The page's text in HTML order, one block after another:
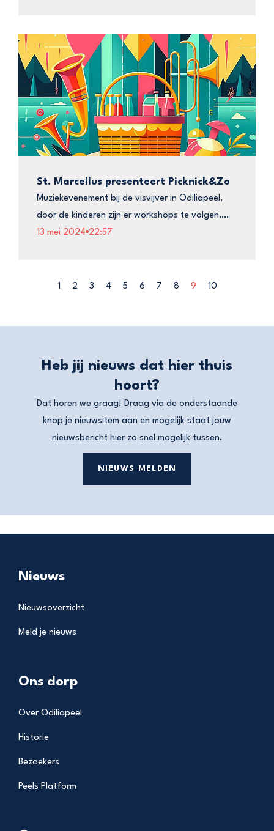
St. Marcellus presenteert Picknick&Zo
Muziekevenement bij de visvijver in Odiliapeel,
door de kinderen zijn er workshops te volgen….
13 mei 2024 22:57
1 2 3 4 5 6 7 8 9 10
Heb jij nieuws dat hier thuis
hoort?
Dat horen we graag! Draag via de onderstaande
knop je nieuwsitem aan en mogelijk staat jouw
nieuwsbericht hier zo snel mogelijk tussen.
NIEUWS MELDEN
Nieuws
Nieuwsoverzicht
Meld je nieuws
Ons dorp
Over Odiliapeel
Historie
Bezoekers
Peels Platform